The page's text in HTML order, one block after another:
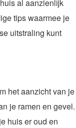
al aanzienlijk
tips waarmee je
uitstraling kunt
het aanzicht van je
je ramen en gevel.
huis er oud en